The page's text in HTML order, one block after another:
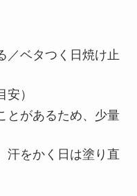
／ベタつく日焼け止
）
とがあるため、少量
汗をかく日は塗り直